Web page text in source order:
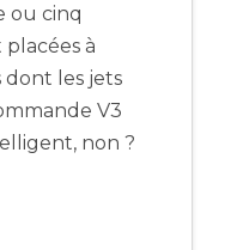
ou cinq
à
dont les jets
V3
non ?